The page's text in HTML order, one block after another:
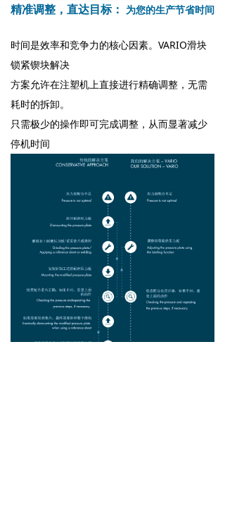
精准调整，直达目标： 为您的生产节省时间
时间是效率和竞争力的核心因素。VARIO滑块
锁紧锲块解决
方案允许在注塑机上直接进行精确调整，无需
耗时的拆卸。
只需极少的操作即可完成调整，从而显著减少
停机时间